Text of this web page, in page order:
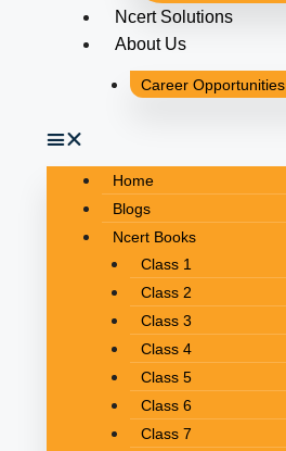
Ncert Solutions
About Us
Career Opportunities
Home
Blogs
Ncert Books
Class 1
Class 2
Class 3
Class 4
Class 5
Class 6
Class 7